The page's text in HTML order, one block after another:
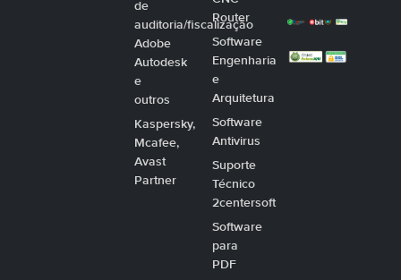
de
auditoria/fiscalização
Adobe
Autodesk
e
outros
Kaspersky,
Mcafee,
Avast
Partner
Router
Software
Engenharia
e
Arquitetura
Software
Antivirus
Suporte
Técnico
2centersoft
Software
para
PDF